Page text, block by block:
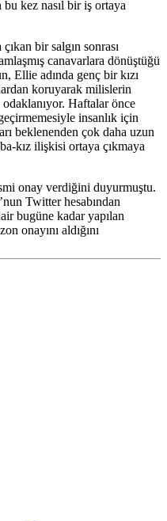
kez nasıl bir iş ortaya
bir salgın sonrası
canavarlara dönüştüğü
Ellie adında genç bir kızı
koruyarak milislerin
odaklanıyor. Haftalar önce
insanlık için
beklenenden çok daha uzun
kız ilişkisi ortaya çıkmaya
onay verdiğini duyurmuştu.
Twitter hesabından
bugüne kadar yapılan
onayını aldığını